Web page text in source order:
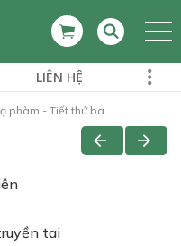
LIÊN HỆ
phàm - Tiết thứ ba
tai